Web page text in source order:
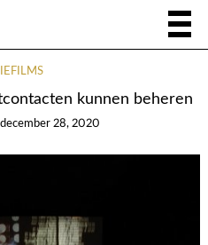
kunnen beheren
december 28, 2020